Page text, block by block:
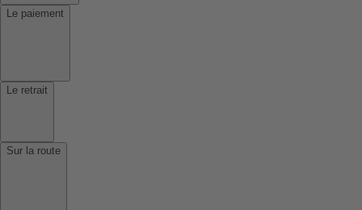
Le paiement
Le retrait
Sur la route